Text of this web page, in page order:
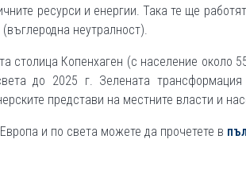
ресурси и енергии. Така те ще
неутралност).
столица Копенхаген (с население около
до 2025 г. Зелената
представи на местните власти и
и по света можете да прочетете в